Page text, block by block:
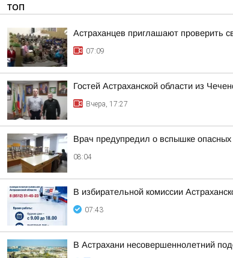
ТОП
Астраханцев приглашают проверить
07:09
Гостей Астраханской области из
Вчера, 17:27
Врач предупредил о вспышке опасных
08:04
В избирательной комиссии
07:43
В Астрахани несовершеннолетний